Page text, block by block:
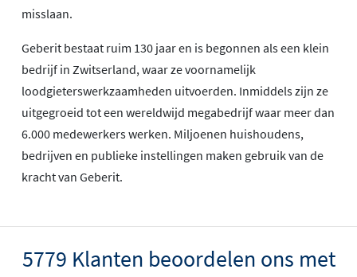
misslaan.
Geberit bestaat ruim 130 jaar en is begonnen als een klein
bedrijf in Zwitserland, waar ze voornamelijk
loodgieterswerkzaamheden uitvoerden. Inmiddels zijn ze
uitgegroeid tot een wereldwijd megabedrijf waar meer dan
6.000 medewerkers werken. Miljoenen huishoudens,
bedrijven en publieke instellingen maken gebruik van de
kracht van Geberit.
5779 Klanten beoordelen ons met